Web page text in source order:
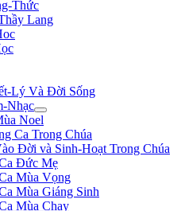
Thức
Lang
Lý Và Đời Sống
Nhạc
Noel
Ca Trong Chúa
Đời và Sinh-Hoạt Trong Chúa
Đức Mẹ
Mùa Vọng
Mùa Giáng Sinh
Mùa Chay